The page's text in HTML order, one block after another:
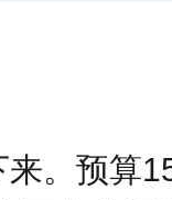
。预算